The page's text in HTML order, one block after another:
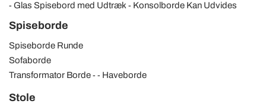
Glas Spisebord med Udtræk
Konsolborde Kan Udvides
Spiseborde
Spiseborde Runde
Sofaborde
Transformator Borde
Haveborde
Stole